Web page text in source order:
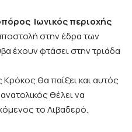
Ιωνικόςπεριοχής
στην έδρα των
έχουν φτάσει στην τριάδα
Κρόκος θα παίξει και αυτός
θέλει να
το Λιβαδερό.